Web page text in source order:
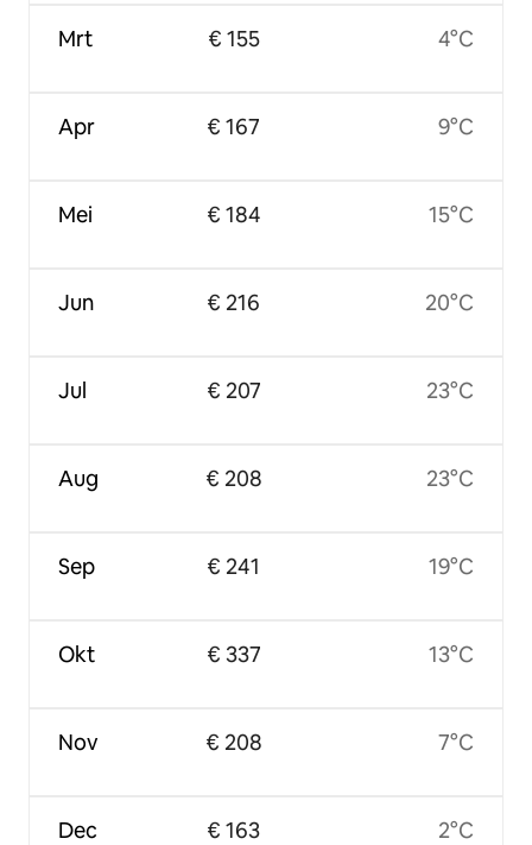
Mrt
Apr
Mei
Jun
Jul
Aug
Sep
Okt
Nov
Dec
€ 155
€ 167
€ 184
€ 216
€ 207
€ 208
€ 241
€ 337
€ 208
€ 163
4°C
9°C
15°C
20°C
23°C
23°C
19°C
13°C
7°C
2°C